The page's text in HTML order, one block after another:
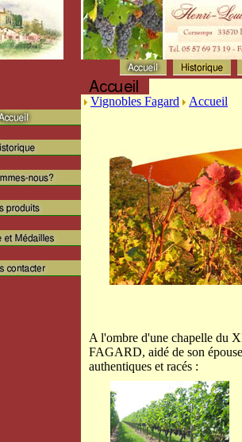
Vignobles Fagard Accueil
A l'ombre d'une chapelle du
FAGARD, aidé de son
authentiques et racés :